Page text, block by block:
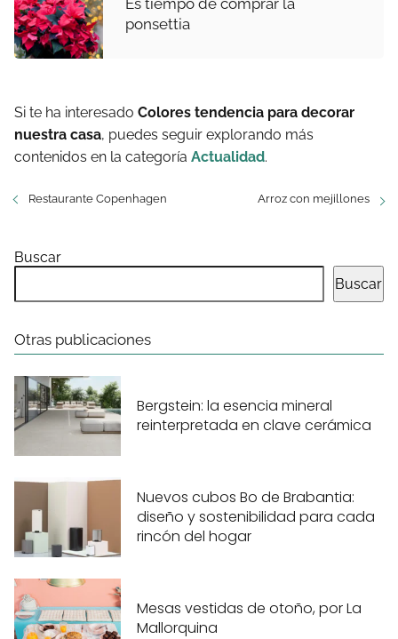
Es tiempo de comprar la
ponsettia
Si te ha interesado Colores tendencia para decorar
nuestra casa, puedes seguir explorando más
contenidos en la categoría Actualidad.
Restaurante Copenhagen Arroz con mejillones
Buscar
Buscar
Otras publicaciones
Bergstein: la esencia mineral
reinterpretada en clave cerámica
Nuevos cubos Bo de Brabantia:
diseño y sostenibilidad para cada
rincón del hogar
Mesas vestidas de otoño, por La
Mallorquina